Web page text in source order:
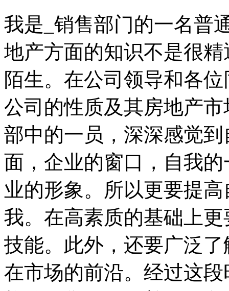
我是_销售部门的一名普
地产方面的知识不是很
陌生。在公司领导和各
公司的性质及其房地产
部中的一员，深深感觉
面，企业的窗口，自我
业的形象。所以更要提
我。在高素质的基础上
技能。此外，还要广泛
在市场的前沿。经过这